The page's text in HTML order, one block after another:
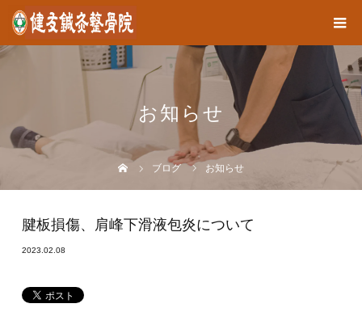
お知らせ
ブログ お知らせ
腱板損傷、肩峰下滑液包炎について
2023.02.08